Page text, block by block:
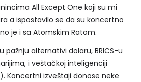
All Except One koji su mi
a ispostavilo se da su koncertno
je i sa Atomskim Ratom.
pažnju alternativi dolaru, BRICS-u
i veštačkoj inteligenciji
Koncertni izveštaji donose neke